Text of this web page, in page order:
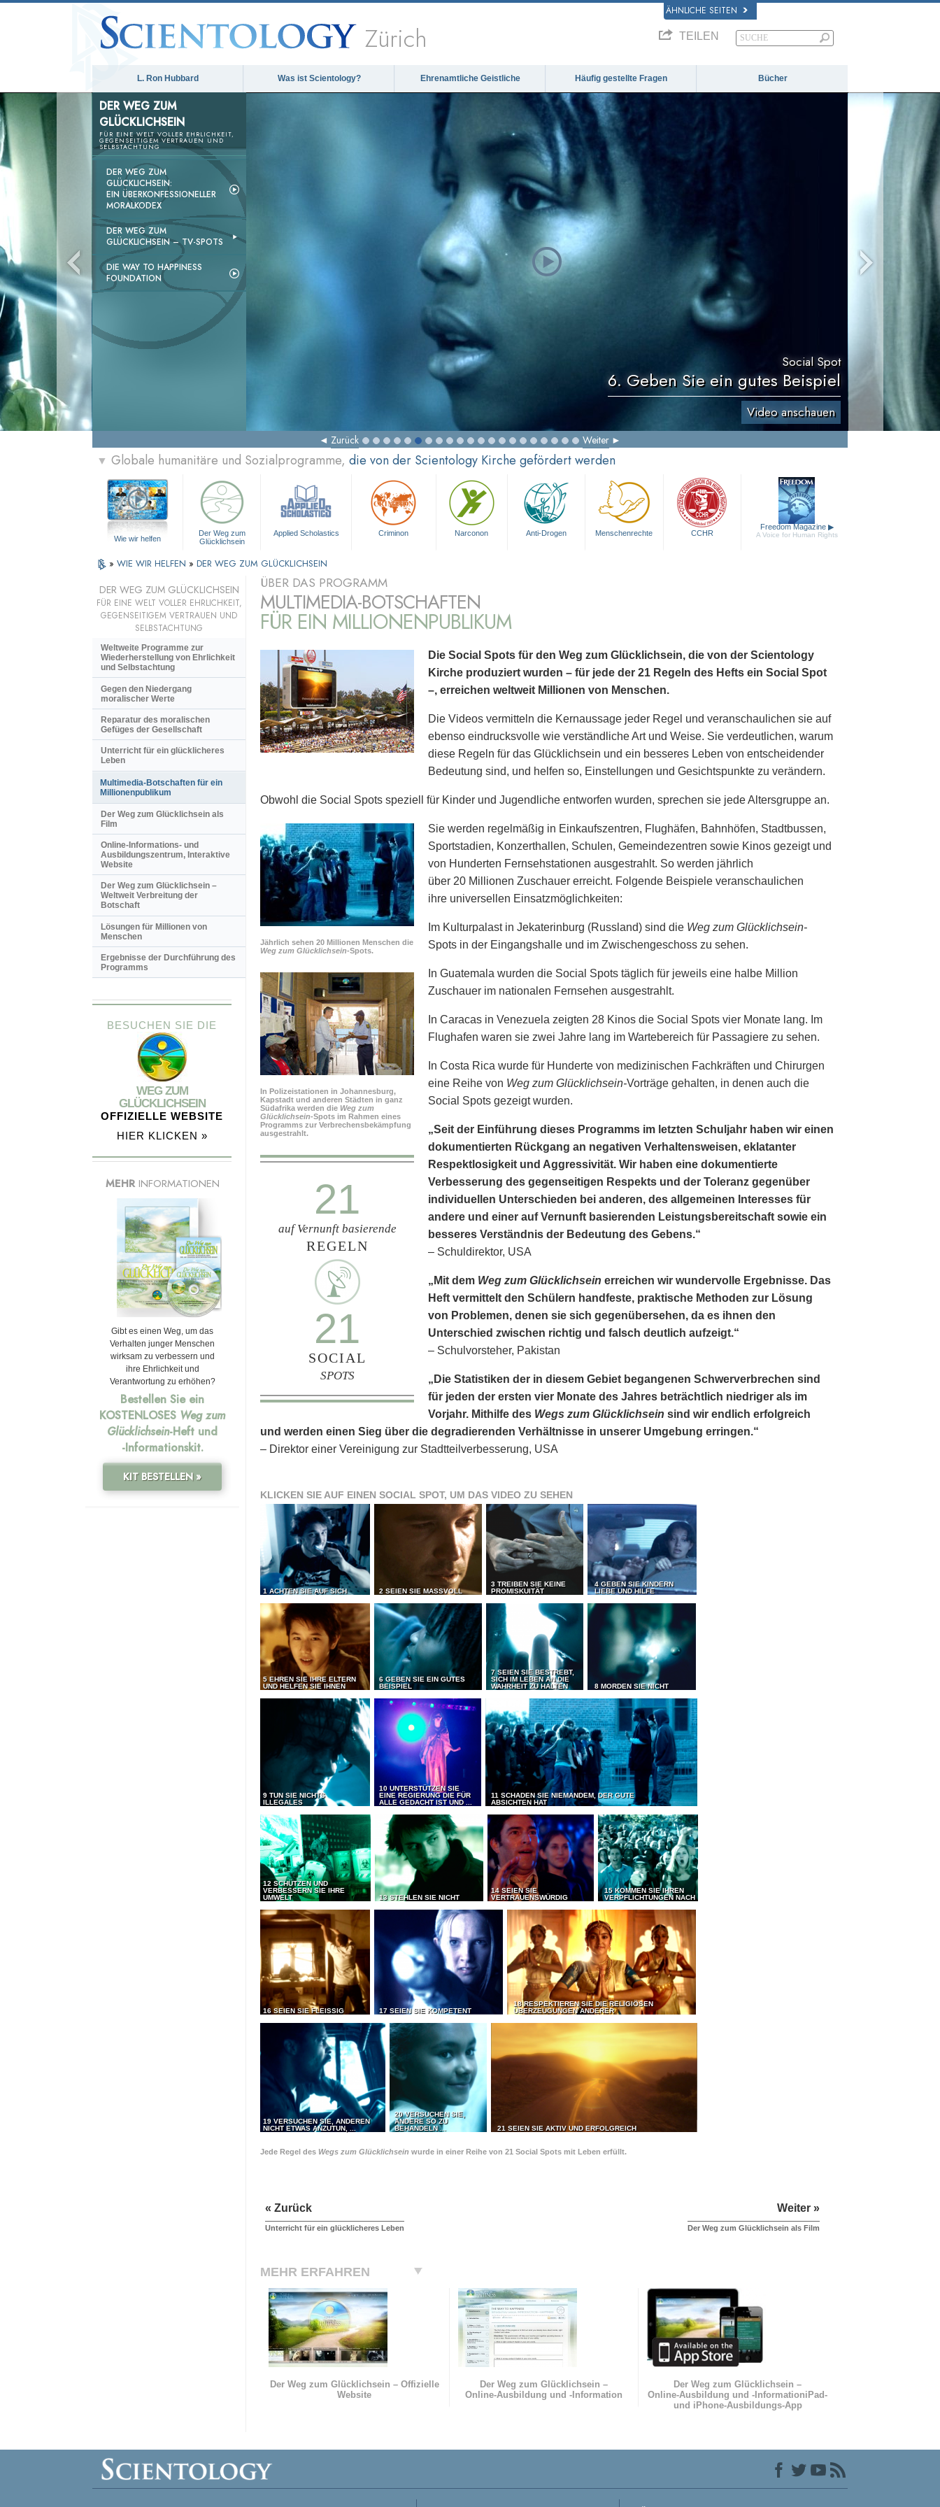
ÄHNLICHE SEITEN
Zürich TEILEN
L. Ron Hubbard Was ist Scientology? Ehrenamtliche Geistliche Häufig gestellte Fragen Bücher
DER WEG ZUM
GLÜCKLICHSEIN
FÜR EINE WELT VOLLER EHRLICHKEIT,
GEGENSEITIGEM VERTRAUEN UND
SELBSTACHTUNG
DER WEG ZUM
GLÜCKLICHSEIN:
EIN ÜBERKONFESSIONELLER
MORALKODEX
DER WEG ZUM
GLÜCKLICHSEIN –TV-SPOTS
DIE WAY TO HAPPINESS
FOUNDATION
Social Spot
6. Geben Sie ein gutes Beispiel
Video anschauen
Zurück Weiter
▼ Globale humanitäre und Sozialprogramme, die von der Scientology Kirche gefördert werden
Wie wir helfen
Der Weg zum
Glücklichsein
Applied Scholastics Criminon Narconon Anti-Drogen Menschenrechte CCHR
Freedom Magazine ▶
A Voice for Human Rights
» WIE WIR HELFEN » DER WEG ZUM GLÜCKLICHSEIN
ÜBER DAS PROGRAMM
MULTIMEDIA-BOTSCHAFTEN
FÜR EIN MILLIONENPUBLIKUM
Die Social Spots für den Weg zum Glücklichsein, die von der Scientology
Kirche produziert wurden – für jede der 21 Regeln des Hefts ein Social Spot
–, erreichen weltweit Millionen von Menschen.
Die Videos vermitteln die Kernaussage jeder Regel und veranschaulichen sie auf
ebenso eindrucksvolle wie verständliche Art und Weise. Sie verdeutlichen, warum
diese Regeln für das Glücklichsein und ein besseres Leben von entscheidender
Bedeutung sind, und helfen so, Einstellungen und Gesichtspunkte zu verändern.
Obwohl die Social Spots speziell für Kinder und Jugendliche entworfen wurden, sprechen sie jede Altersgruppe an.
Jährlich sehen 20 Millionen Menschen die
Weg zum Glücklichsein-Spots.
In Polizeistationen in Johannesburg,
Kapstadt und anderen Städten in ganz
Südafrika werden die Weg zum
Glücklichsein-Spots im Rahmen eines
Programms zur Verbrechensbekämpfung
ausgestrahlt.
Sie werden regelmäßig in Einkaufszentren, Flughäfen, Bahnhöfen, Stadtbussen,
Sport­stadien, Konzerthallen, Schulen, Gemeindezentren sowie Kinos gezeigt und
von Hunderten Fernsehstationen ausgestrahlt. So werden jährlich
über 20 Millionen Zuschauer erreicht. Folgende Beispiele veranschaulichen
ihre universellen Einsatzmöglichkeiten:
Im Kulturpalast in Jekaterinburg (Russland) sind die Weg zum Glücklichsein-
Spots in der Eingangshalle und im Zwischengeschoss zu sehen.
In Guatemala wurden die Social Spots täglich für jeweils eine halbe Million
Zuschauer im nationalen Fernsehen ausgestrahlt.
In Caracas in Venezuela zeigten 28 Kinos die Social Spots vier Monate lang. Im
Flughafen waren sie zwei Jahre lang im Wartebereich für Passagiere zu sehen.
In Costa Rica wurde für Hunderte von medizinischen Fachkräften und Chirurgen
eine Reihe von Weg zum Glücklichsein-Vorträge gehalten, in denen auch die
Social Spots gezeigt wurden.
21
auf Vernunft basierende
REGELN
21
SOCIAL
SPOTS
„Seit der Einführung dieses Programms im letzten Schuljahr haben wir einen
dokumentierten Rückgang an negativen Verhaltensweisen, eklatanter
Respekt­losigkeit und Aggressivität. Wir haben eine dokumentierte
Verbesserung des gegenseitigen Respekts und der Toleranz gegenüber
individuellen Unterschieden bei anderen, des allgemeinen Interesses für
andere und einer auf Vernunft basierenden Leistungsbereitschaft sowie ein
besseres Verständnis der Bedeutung des Gebens.“
– Schuldirektor, USA
„Mit dem Weg zum Glücklichsein erreichen wir wundervolle Ergebnisse. Das
Heft vermittelt den Schülern handfeste, praktische Methoden zur Lösung
von Problemen, denen sie sich gegenübersehen, da es ihnen den
Unterschied zwischen richtig und falsch deutlich aufzeigt.“
– Schulvorsteher, Pakistan
„Die Statistiken der in diesem Gebiet begangenen Schwerverbrechen sind
für jeden der ersten vier Monate des Jahres beträchtlich niedriger als im
Vorjahr. Mithilfe des Wegs zum Glücklichsein sind wir endlich erfolgreich
und werden einen Sieg über die degradierenden Verhältnisse in unserer Umgebung erringen.“
– Direktor einer Vereinigung zur Stadtteilverbesserung, USA
KLICKEN SIE AUF EINEN SOCIAL SPOT, UM DAS VIDEO ZU SEHEN
1 ACHTEN SIE AUF SICH 2 SEIEN SIE MASSVOLL
3 TREIBEN SIE KEINE
PROMISKUITÄT
4 GEBEN SIE KINDERN
LIEBE UND HILFE
5 EHREN SIE IHRE ELTERN
UND HELFEN SIE IHNEN
6 GEBEN SIE EIN GUTES
BEISPIEL
7 SEIEN SIE BESTREBT,
SICH IM LEBEN AN DIE
WAHRHEIT ZU HALTEN
8 MORDEN SIE NICHT
9 TUN SIE NICHTS
ILLEGALES
10 UNTERSTÜTZEN SIE
EINE REGIERUNG DIE FÜR
ALLE GEDACHT IST UND ...
11 SCHADEN SIE NIEMANDEM, DER GUTE
ABSICHTEN HAT
12 SCHÜTZEN UND
VERBESSERN SIE IHRE
UMWELT
13 STEHLEN SIE NICHT
14 SEIEN SIE
VERTRAUENSWÜRDIG
15 KOMMEN SIE IHREN
VERPFLICHTUNGEN NACH
16 SEIEN SIE FLEISSIG 17 SEIEN SIE KOMPETENT
18 RESPEKTIEREN SIE DIE RELIGIÖSEN
ÜBERZEUGUNGEN ANDERER
19 VERSUCHEN SIE, ANDEREN
NICHT ETWAS ANZUTUN, ...
20 VERSUCHEN SIE,
ANDERE SO ZU
BEHANDELN ...
21 SEIEN SIE AKTIV UND ERFOLGREICH
Jede Regel des Wegs zum Glücklichsein wurde in einer Reihe von 21 Social Spots mit Leben erfüllt.
« Zurück
Unterricht für ein glücklicheres Leben
Weiter »
Der Weg zum Glücklichsein als Film
MEHR ERFAHREN
Der Weg zum Glücklichsein – Offizielle
Website
Der Weg zum Glücklichsein –
Online-Ausbildung und -Information
Der Weg zum Glücklichsein –
Online-Ausbildung und-InformationiPad-
und iPhone-Ausbildungs-App
DER WEG ZUM GLÜCKLICHSEIN
FÜR EINE WELT VOLLER EHRLICHKEIT,
GEGENSEITIGEM VERTRAUEN UND
SELBSTACHTUNG
Weltweite Programme zur
Wiederherstellung von Ehrlichkeit
und Selbstachtung
Gegen den Niedergang
moralischer Werte
Reparatur des moralischen
Gefüges der Gesellschaft
Unterricht für ein glücklicheres
Leben
Multimedia-Botschaften für ein
Millionenpublikum
Der Weg zum Glücklichsein als
Film
Online-Informations- und
Ausbildungszentrum, Interaktive
Website
Der Weg zum Glücklichsein –
Weltweit Verbreitung der
Botschaft
Lösungen für Millionen von
Menschen
Ergebnisse der Durchführung des
Programms
BESUCHEN SIE DIE
WEG ZUM
GLÜCKLICHSEIN
OFFIZIELLE WEBSITE
HIER KLICKEN »
MEHR INFORMATIONEN
Gibt es einen Weg, um das
Verhalten junger Menschen
wirksam zu verbessern und
ihre Ehrlichkeit und
Verantwortung zu erhöhen?
Bestellen Sie ein
KOSTENLOSES Weg zum
Glücklichsein-Heft und
-Informationskit.
KIT BESTELLEN »